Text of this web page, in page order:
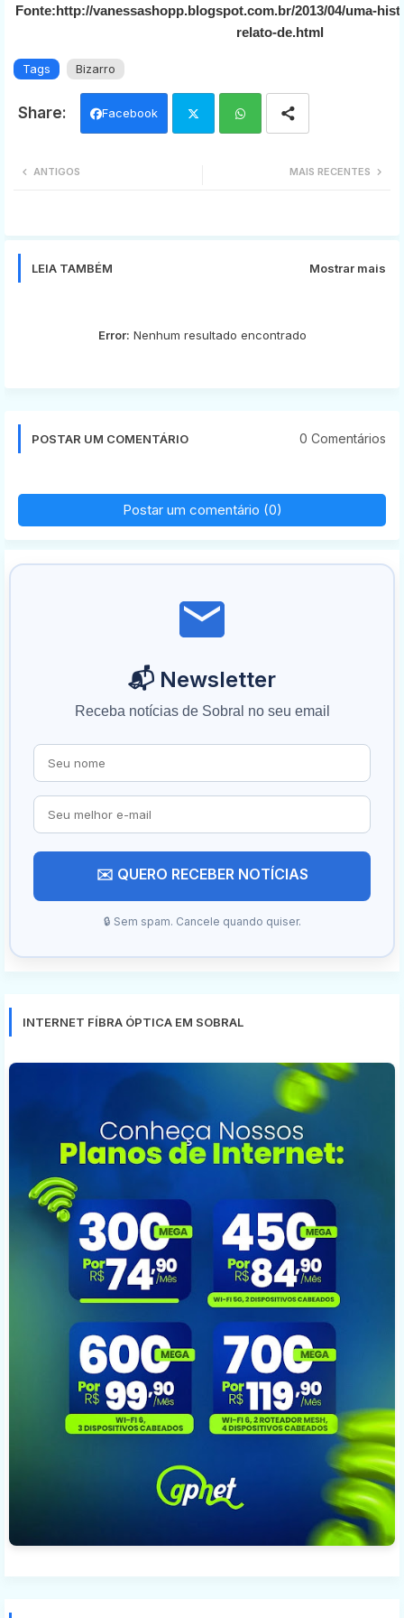
Fonte:http://vanessashopp.blogspot.com.br/2013/04/uma-
relato-de.html
Tags Bizarro
Facebook
MAIS RECENTES
ANTIGOS
LEIA TAMBÉM Mostrar mais
Error: Nenhum resultado encontrado
POSTAR UM COMENTÁRIO 0 Comentários
Postar um comentário (0)
📬 Newsletter
Receba notícias de Sobral no seu email
✉️ QUERO RECEBER NOTÍCIAS
🔒 Sem spam. Cancele quando quiser.
INTERNET FÍBRA ÓPTICA EM SOBRAL